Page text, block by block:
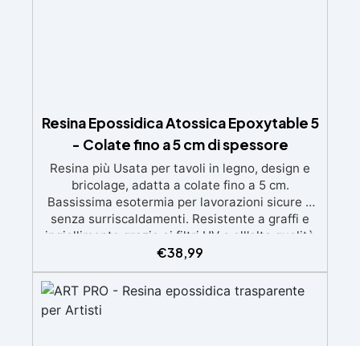
Resina Epossidica Atossica Epoxytable 5
- Colate fino a 5 cm di spessore
Resina più Usata per tavoli in legno, design e
bricolage, adatta a colate fino a 5 cm.
Bassissima esotermia per lavorazioni sicure e
senza surriscaldamenti. Resistente a graffi e
ingiallimento grazie ai filtri UV e all'alta qualità
meccanica. Bassa viscosità per eliminare bolle
d'aria e ottenere finiture lisce. Sicura, atossica,
BPA/VOC free e certificata per il contatto
prolungato con la pelle.
€38,99